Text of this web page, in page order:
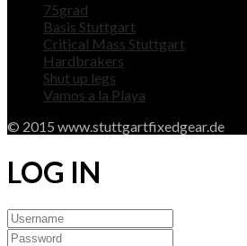
75grad
Basis Stuttgart
Critical Mass Stuttgart
Hardbrakers
Shut up legs
Vamos a la Playa
© 2015 www.stuttgartfixedgear.de
LOG IN